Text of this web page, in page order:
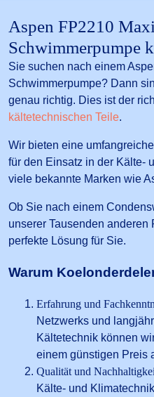
Aspen FP2210
Schwimmerpumpe
Sie suchen nach einem
Schwimmerpumpe? Dann
genau richtig. Dies ist der
kältetechnischen Teile.
Wir bieten eine
für den Einsatz in der Kälte-
viele bekannte Marken wie
Ob Sie nach einem
unserer Tausenden anderen
perfekte Lösung für Sie.
Warum
Erfahrung und
Netzwerks und
Kältetechnik können
einem günstigen Preis
Qualität und
Kälte- und